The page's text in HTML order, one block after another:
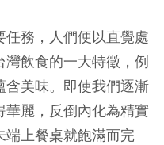
務，人們便以直覺處
飲食的一大特徵，例
美味。即使我們逐漸
麗，反倒內化為精實
端上餐桌就飽滿而完